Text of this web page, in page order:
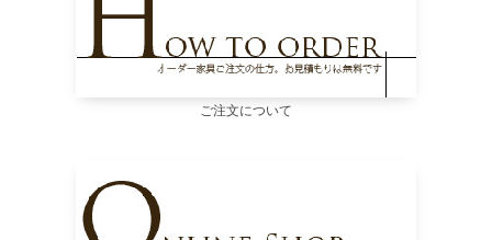
ご注文について